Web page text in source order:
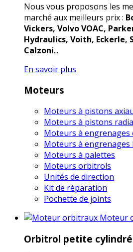
Nous vous proposons les
marché aux meilleurs prix :
Vickers, Volvo VOAC,
Hydraulics, Voith, Eckerle,
Calzoni...
En savoir plus
Moteurs
Moteurs à pistons
Moteurs à pistons
Moteurs à engrenages
Moteurs à engrenages
Moteurs à palettes
Moteurs orbitrols
Unités de direction
Kit de réparation
Pochette de joints
Moteur
Orbitrol petite